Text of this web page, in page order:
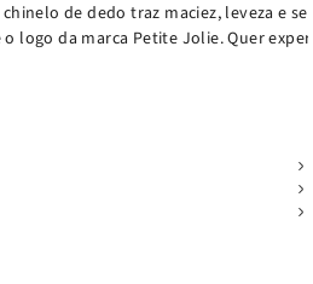
de dedo traz maciez, leveza e
logo da marca Petite Jolie. Quer